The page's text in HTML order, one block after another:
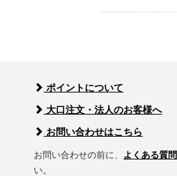
ポイントについて
大口注文・法人のお客様へ
お問い合わせはこちら
お問い合わせの前に、 よくある質問
い。